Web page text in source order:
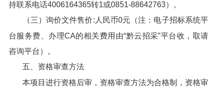
持联系电话4006164365转1或0851-88642763）。
（三）询价文件售价:人民币0元（注：电子招标系统平
台服务费、办理CA的相关费用由“黔云招采”平台收，取请
咨询平台）。
五、资格审查方法
本项目进行资格后审，资格审查方法为合格制，资格审